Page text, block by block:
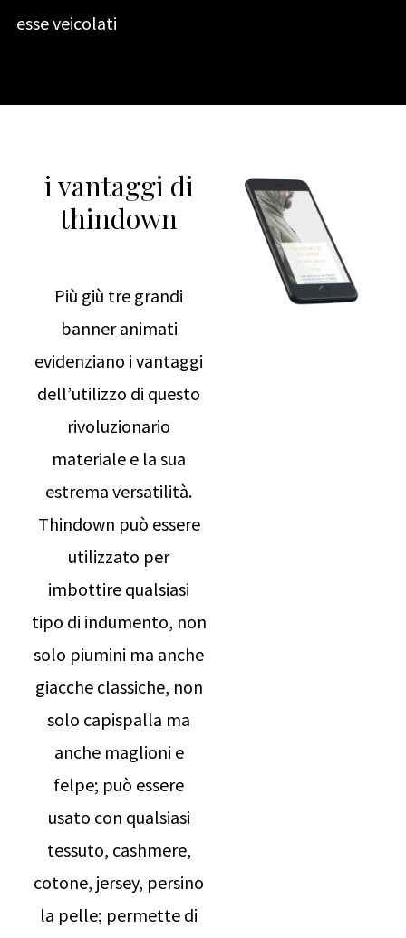
esse veicolati
i vantaggi di
thindown
Più giù tre grandi
banner animati
evidenziano i vantaggi
dell’utilizzo di questo
rivoluzionario
materiale e la sua
estrema versatilità.
Thindown può essere
utilizzato per
imbottire qualsiasi
tipo di indumento, non
solo piumini ma anche
giacche classiche, non
solo capispalla ma
anche maglioni e
felpe; può essere
usato con qualsiasi
tessuto, cashmere,
cotone, jersey, persino
la pelle; permette di